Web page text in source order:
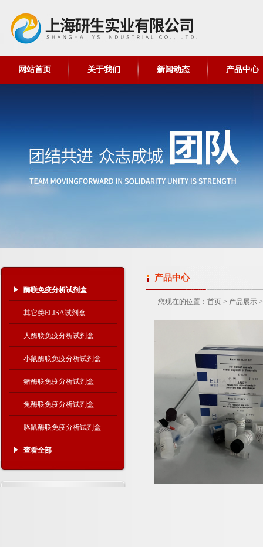
网站首页 关于我们 新闻动态 产品中心
酶联免疫分析试剂盒
其它类ELISA试剂盒
人酶联免疫分析试剂盒
小鼠酶联免疫分析试剂盒
猪酶联免疫分析试剂盒
兔酶联免疫分析试剂盒
豚鼠酶联免疫分析试剂盒
查看全部
产品中心
您现在的位置： 首页 > 产品展示